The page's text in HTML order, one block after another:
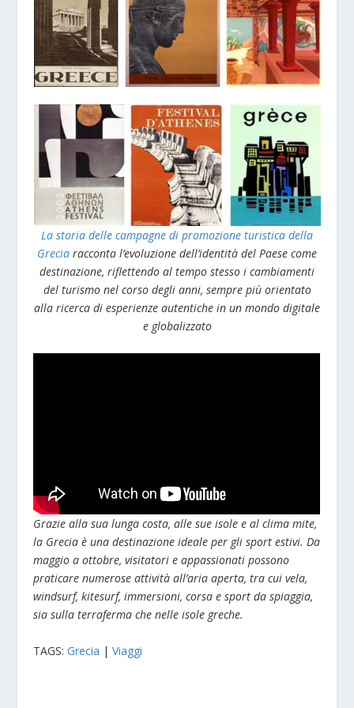
La storia delle campagne di promozione turistica della
Grecia racconta l’evoluzione dell’identità del Paese come
destinazione, riflettendo al tempo stesso i cambiamenti
del turismo nel corso degli anni, sempre più orientato
alla ricerca di esperienze autentiche in un mondo digitale
e globalizzato
Grazie alla sua lunga costa, alle sue isole e al clima mite,
la Grecia è una destinazione ideale per gli sport estivi. Da
maggio a ottobre, visitatori e appassionati possono
praticare numerose attività all’aria aperta, tra cui vela,
windsurf, kitesurf, immersioni, corsa e sport da spiaggia,
sia sulla terraferma che nelle isole greche.
TAGS:Grecia |Viaggi